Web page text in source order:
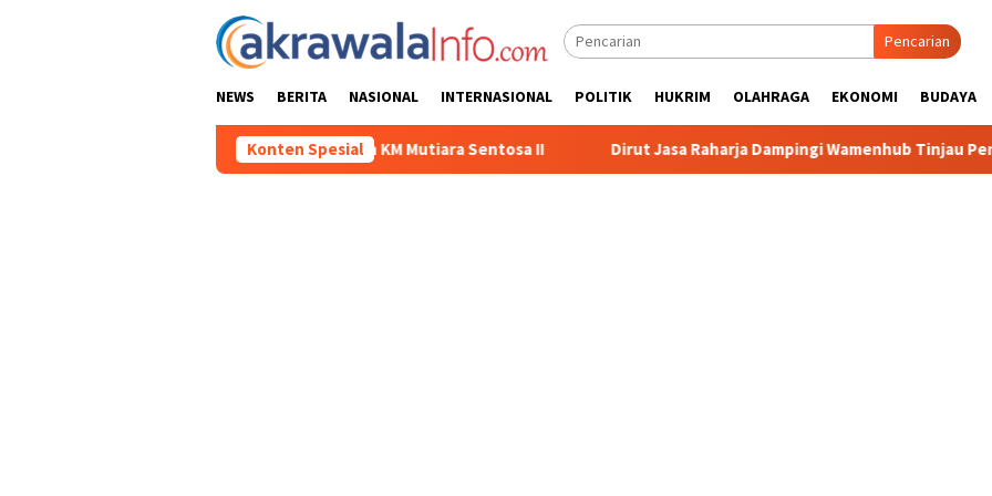
Pencarian
NEWS BERITA NASIONAL INTERNASIONAL POLITIK HUKRIM OLAHRAGA EKONOMI BUDAYA
Konten Spesial
Kebakaran KM Mutiara Sentosa II Dirut Jasa Raharja Dampingi Wamenhub Tinjau Penanganan Korban KM Mutiara